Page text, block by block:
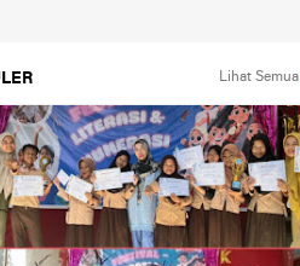
Lihat Semua